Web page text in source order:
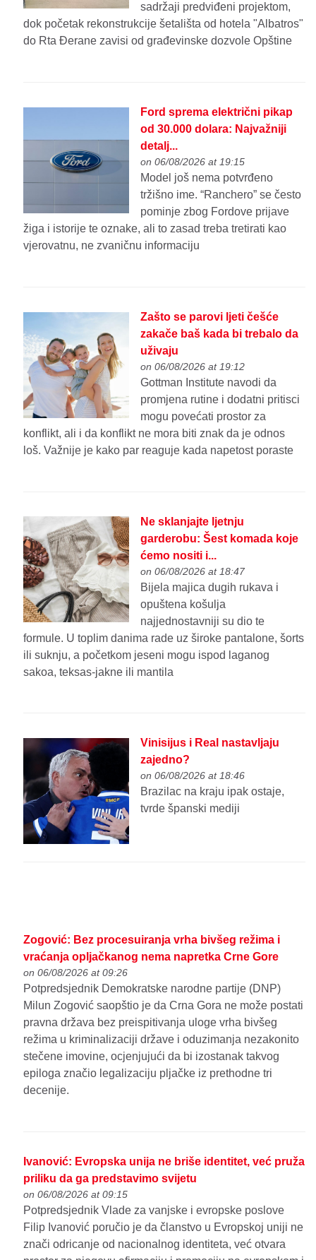
sadržaji predviđeni projektom,
dok početak rekonstrukcije šetališta od hotela "Albatros"
do Rta Đerane zavisi od građevinske dozvole Opštine
Ford sprema električni pikap
od 30.000 dolara: Najvažniji
detalj...
on 06/08/2026 at 19:15
Model još nema potvrđeno
tržišno ime. “Ranchero” se često
pominje zbog Fordove prijave
žiga i istorije te oznake, ali to zasad treba tretirati kao
vjerovatnu, ne zvaničnu informaciju
Zašto se parovi ljeti češće
zakače baš kada bi trebalo da
uživaju
on 06/08/2026 at 19:12
Gottman Institute navodi da
promjena rutine i dodatni pritisci
mogu povećati prostor za
konflikt, ali i da konflikt ne mora biti znak da je odnos
loš. Važnije je kako par reaguje kada napetost poraste
Ne sklanjajte ljetnju
garderobu: Šest komada koje
ćemo nositi i...
on 06/08/2026 at 18:47
Bijela majica dugih rukava i
opuštena košulja
najjednostavniji su dio te
formule. U toplim danima rade uz široke pantalone, šorts
ili suknju, a početkom jeseni mogu ispod laganog
sakoa, teksas-jakne ili mantila
Vinisijus i Real nastavljaju
zajedno?
on 06/08/2026 at 18:46
Brazilac na kraju ipak ostaje,
tvrde španski mediji
Zogović: Bez procesuiranja vrha bivšeg režima i
vraćanja opljačkanog nema napretka Crne Gore
on 06/08/2026 at 09:26
Potpredsjednik Demokratske narodne partije (DNP)
Milun Zogović saopštio je da Crna Gora ne može postati
pravna država bez preispitivanja uloge vrha bivšeg
režima u kriminalizaciji države i oduzimanja nezakonito
stečene imovine, ocjenjujući da bi izostanak takvog
epiloga značio legalizaciju pljačke iz prethodne tri
decenije.
Ivanović: Evropska unija ne briše identitet, već pruža
priliku da ga predstavimo svijetu
on 06/08/2026 at 09:15
Potpredsjednik Vlade za vanjske i evropske poslove
Filip Ivanović poručio je da članstvo u Evropskoj uniji ne
znači odricanje od nacionalnog identiteta, već otvara